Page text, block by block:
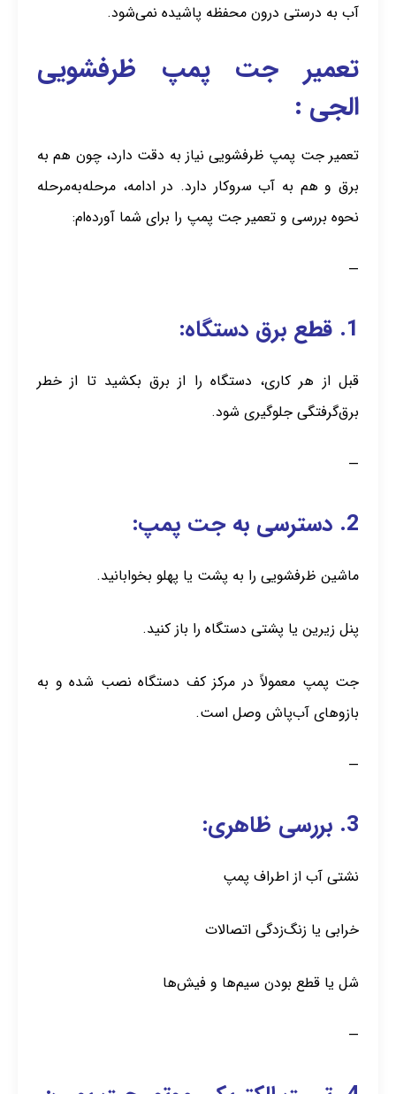
آب به درستی درون محفظه پاشیده نمی‌شود.
تعمیر جت پمپ ظرفشویی
الجی :
تعمیر جت پمپ ظرفشویی نیاز به دقت دارد، چون هم به
برق و هم به آب سروکار دارد. در ادامه، مرحله‌به‌مرحله
نحوه بررسی و تعمیر جت پمپ را برای شما آورده‌ام:
—
1. قطع برق دستگاه:
قبل از هر کاری، دستگاه را از برق بکشید تا از خطر
برق‌گرفتگی جلوگیری شود.
—
2. دسترسی به جت پمپ:
ماشین ظرفشویی را به پشت یا پهلو بخوابانید.
پنل زیرین یا پشتی دستگاه را باز کنید.
جت پمپ معمولاً در مرکز کف دستگاه نصب شده و به
بازوهای آب‌پاش وصل است.
—
3. بررسی ظاهری:
نشتی آب از اطراف پمپ
خرابی یا زنگ‌زدگی اتصالات
شل یا قطع بودن سیم‌ها و فیش‌ها
—